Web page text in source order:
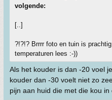
volgende:
[..]
?!?!? Brrrr foto en tuin is
temperaturen lees :-))
Als het kouder is dan -20 voel
kouder dan -30 voelt niet zo
pijn aan huid die met die kou in